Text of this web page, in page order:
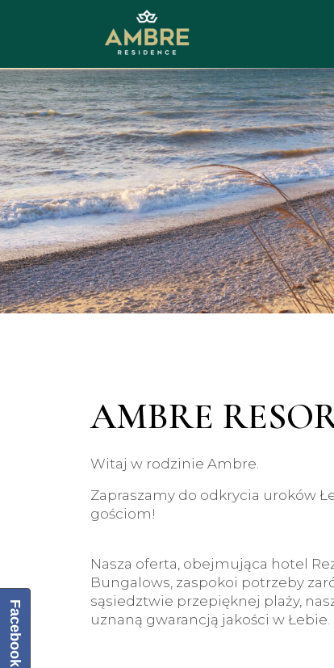
AMBRE
Witaj w rodzinie Ambre.
Zapraszamy do odkrycia uroków
gościom!
Nasza oferta, obejmująca hotel
Bungalows, zaspokoi potrzeby
sąsiedztwie przepięknej plaży,
uznaną gwarancją jakości w Łebie.
Facebook